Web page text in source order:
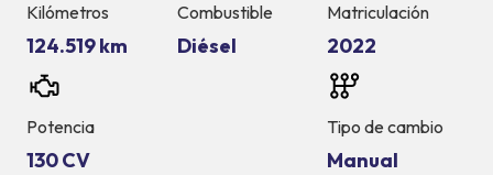
Kilómetros
124.519 km
Combustible
Diésel
Matriculación
2022
Potencia
130 CV
Tipo de cambio
Manual